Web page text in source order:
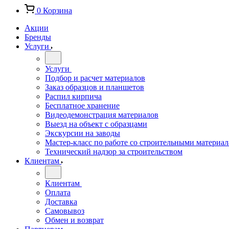
0 Корзина
Акции
Бренды
Услуги
Услуги
Подбор и расчет материалов
Заказ образцов и планшетов
Распил кирпича
Бесплатное хранение
Видеодемонстрация материалов
Выезд на объект с образцами
Экскурсии на заводы
Мастер-класс по работе со строительными
Технический надзор за строительством
Клиентам
Клиентам
Оплата
Доставка
Самовывоз
Обмен и возврат